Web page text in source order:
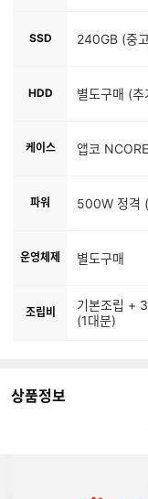
SSD 240GB (중
HDD 별도구매 (추
케이스 앱코
파워 500W 정격
운영체제 별도구매
조립비
기본조립 +
(1대분)
상품정보